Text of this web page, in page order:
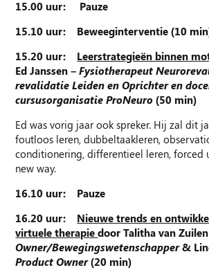
15.00 uur: Pauze
15.10 uur: Beweeginterventie (10
15.20 uur: Leerstrategieën binnen
Ed Janssen –Fysiotherapeut
revalidatie Leiden en Oprichter en
cursusorganisatie ProNeuro(50 min)
Ed was vorig jaar ook spreker. Hij zal dit
foutloos leren, dubbeltaakleren,
conditionering, differentieel leren, forced
new way.
16.10 uur: Pauze
16.20 uur: Nieuwe trends en
virtuele therapiedoor Talitha van
Owner/Bewegingswetenschapper&
Product Owner(20 min)